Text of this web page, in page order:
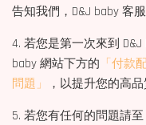
告知我們，D&J baby 客
4. 若您是第一次來到
baby 網站下方的 「付款
問題」
，以提升您的高品
5. 若您有任何的問題請